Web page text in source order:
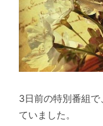
3日前の特別番組
ていました。